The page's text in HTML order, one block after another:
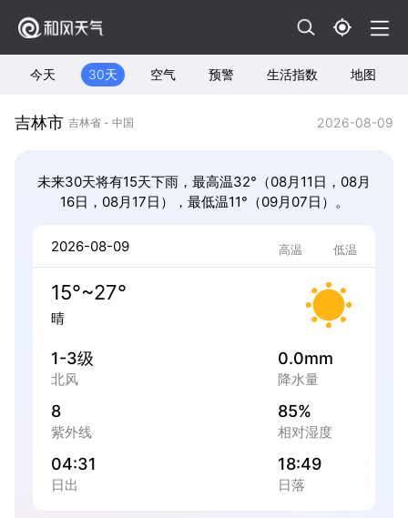
今天 30天 空气 预警 生活指数 地图
吉林市 吉林省 - 中国 2026-08-09
未来30天将有15天下雨，最高温32°（08月11日，08月
16日，08月17日），最低温11°（09月07日）。
2026-08-09 高温 低温
15°~27°
晴
1-3级
北风
0.0mm
降水量
8
紫外线
85%
相对湿度
04:31
日出
18:49
日落